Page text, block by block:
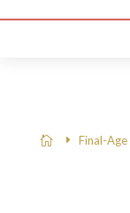
 Final-Age